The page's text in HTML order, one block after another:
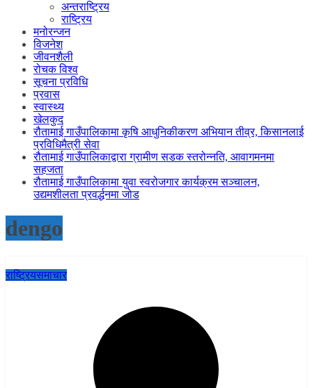
अन्तराष्ट्रिय
राष्ट्रिय
मनोरन्जन
विजनेश
जीवनशैली
रोचक विश्व
सूचना प्रविधि
प्रवास
स्वास्थ्य
खेलकुद
रौतामाई गाउँपालिकामा कृषि आधुनिकीकरण अभियान तीव्र, किसानलाई
प्रविधिमैत्री सेवा
रौतामाई गाउँपालिकाद्वारा ग्रामीण सडक स्तरोन्नति, आवागमनमा
सहजता
रौतामाई गाउँपालिकामा युवा स्वरोजगार कार्यक्रम सञ्चालन,
उद्यमशीलता प्रवर्द्धनमा जोड
dengo
राष्ट्रियसमाचार